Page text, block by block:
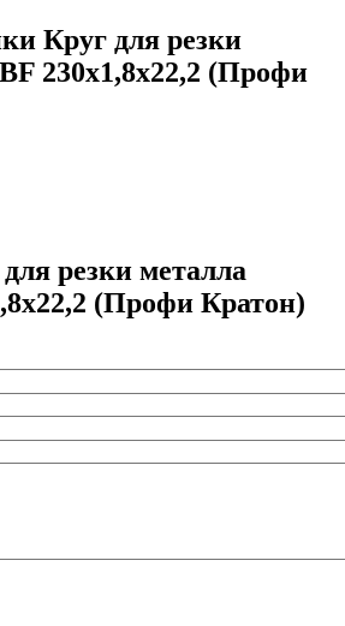
Круг для резки
230х1,8х22,2 (Профи
резки металла
(Профи Кратон)